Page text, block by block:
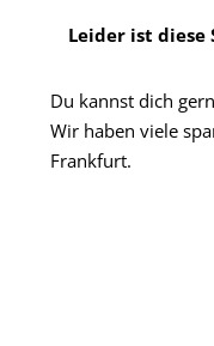
Leider ist
Du kannst dich
Wir haben viele
Frankfurt.